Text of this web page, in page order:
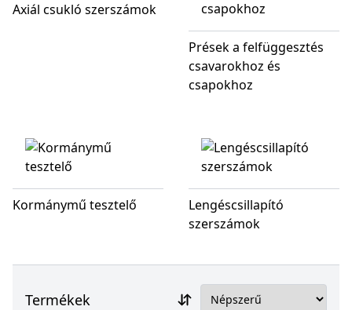
Axiál csukló szerszámok
Prések a felfüggesztés
csavarokhoz és
csapokhoz
Kormánymű tesztelő
Lengéscsillapító
szerszámok
Termékek